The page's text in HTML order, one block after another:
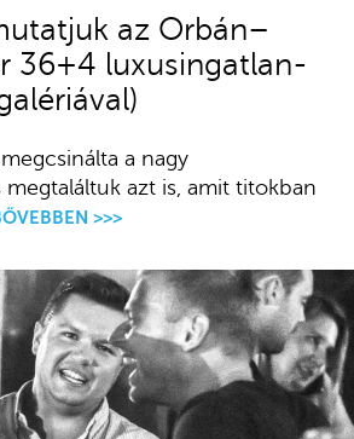
az Orbán–
36+4 luxusingatlan-
a nagy
megtaláltuk azt is, amit titokban
>>>